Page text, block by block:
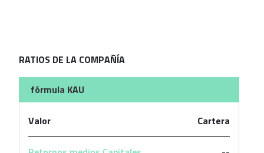
RATIOS DE LA COMPAÑÍA
fórmula KAU
Valor Cartera